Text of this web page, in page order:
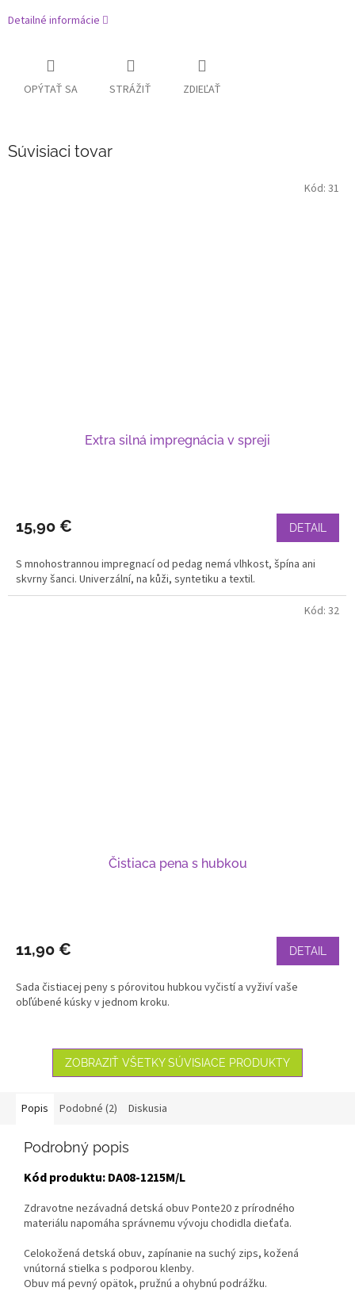
Detailné informácie
OPÝTAŤ SA STRÁŽIŤ ZDIEĽAŤ
Súvisiaci tovar
Extra silná impregnácia v spreji
15,90 € DETAIL
S mnohostrannou impregnací od pedag nemá vlhkost, špína ani
skvrny šanci. Univerzální, na kůži, syntetiku a textil.
Kód: 31
Čistiaca pena s hubkou
11,90 € DETAIL
Sada čistiacej peny s pórovitou hubkou vyčistí a vyživí vaše
obľúbené kúsky v jednom kroku.
Kód: 32
ZOBRAZIŤ VŠETKY SÚVISIACE PRODUKTY
Popis Podobné (2) Diskusia
Podrobný popis
Kód produktu: DA08-1215M/L
Zdravotne nezávadná detská obuv Ponte20 z prírodného
materiálu napomáha správnemu vývoju chodidla dieťaťa.
Celokožená detská obuv, zapínanie na suchý zips, kožená
vnútorná stielka s podporou klenby.
Obuv má pevný opätok, pružnú a ohybnú podrážku.